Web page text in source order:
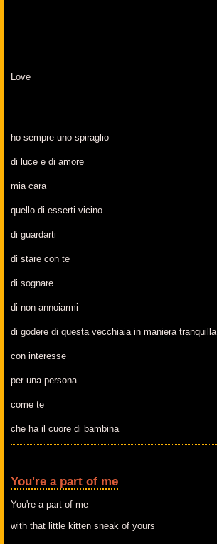
Love
ho sempre uno spiraglio
di luce e di amore
mia cara
quello di esserti vicino
di guardarti
di stare con te
di sognare
di non annoiarmi
di godere di questa vecchiaia in maniera tranquilla
con interesse
per una persona
come te
che ha il cuore di bambina
You're a part of me
You're a part of me
with that little kitten sneak of yours